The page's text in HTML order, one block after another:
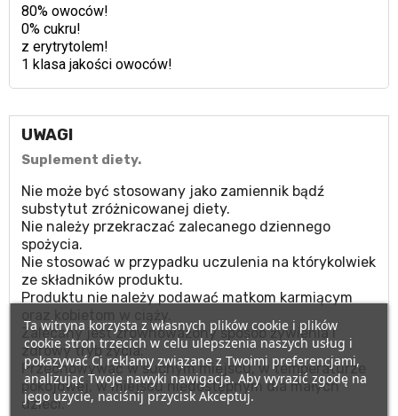
80% owoców!
0% cukru!
z erytrytolem!
1 klasa jakości owoców!
UWAGI
Suplement diety.
Nie może być stosowany jako zamiennik bądź
substytut zróżnicowanej diety.
Nie należy przekraczać zalecanego dziennego
spożycia.
Nie stosować w przypadku uczulenia na którykolwiek
ze składników produktu.
Produktu nie należy podawać matkom karmiącym
Zalecany jest zrównoważony sposób żywienia i
zdrowy tryb życia.
Przechowywać w suchym miejscu, w temperaturze
pokojowej, w miejscu niedostępnym dla małych
dzieci.
Ta witryna korzysta z własnych plików cookie i plików
cookie stron trzecich w celu ulepszenia naszych usług i
pokazywać Ci reklamy związane z Twoimi preferencjami,
analizując Twoje nawyki nawigacja. Aby wyrazić zgodę na
jego użycie, naciśnij przycisk Akceptuj.